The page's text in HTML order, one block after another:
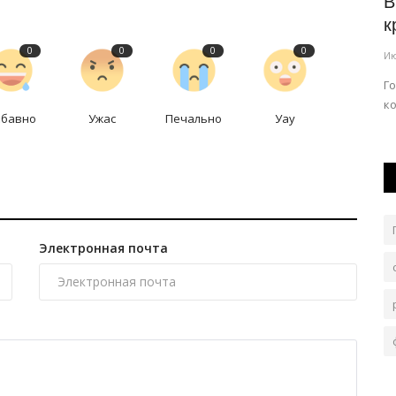
0 0
Ужас
0
Печально
0
Уау
Электронная почта
встреча
Авг 1, 2026 707
В регионе продолжается подготовка к новому